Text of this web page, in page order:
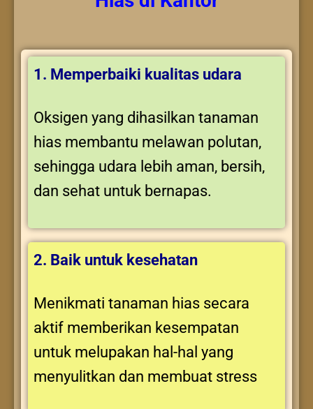
1. Memperbaiki kualitas udara
Oksigen yang dihasilkan tanaman
hias membantu melawan polutan,
sehingga udara lebih aman, bersih,
dan sehat untuk bernapas.
2. Baik untuk kesehatan
Menikmati tanaman hias secara
aktif memberikan kesempatan
untuk melupakan hal-hal yang
menyulitkan dan membuat stress